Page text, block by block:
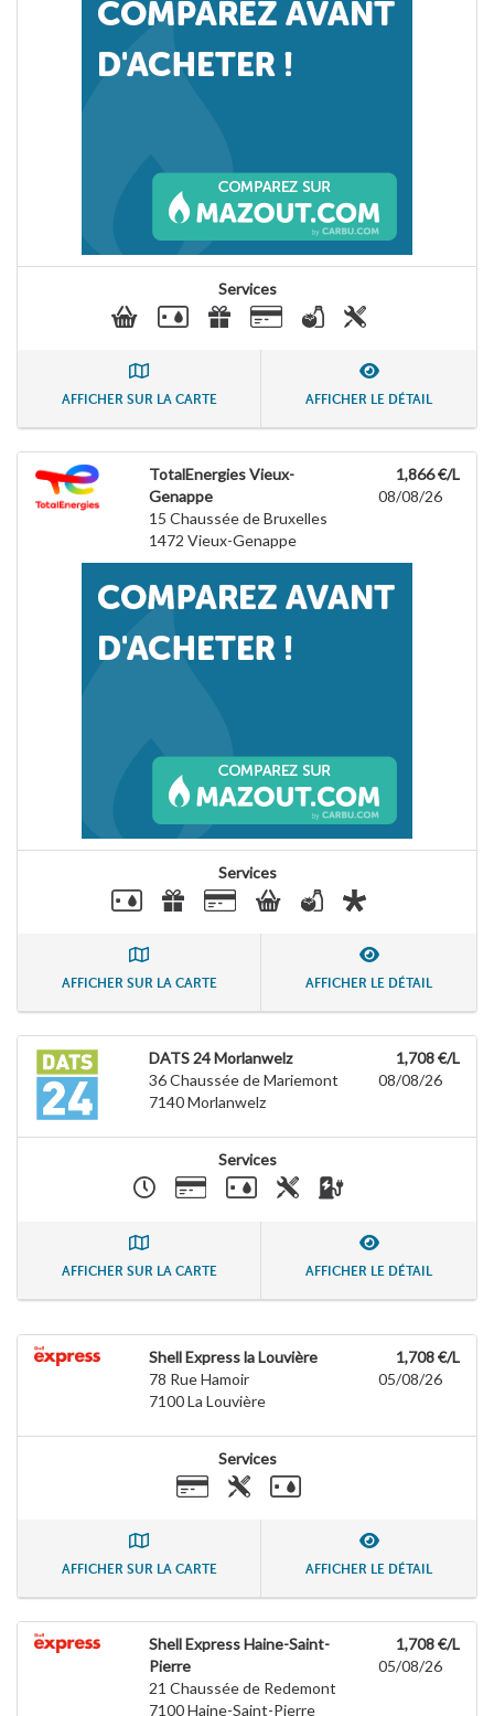
Services
AFFICHER SUR LA CARTE AFFICHER LE DÉTAIL
TotalEnergies Vieux-
Genappe
15 Chaussée de Bruxelles
1472 Vieux-Genappe
1,866 €/L
08/08/26
Services
AFFICHER SUR LA CARTE AFFICHER LE DÉTAIL
DATS 24 Morlanwelz
36 Chaussée de Mariemont
7140Morlanwelz
1,708 €/L
08/08/26
Services
AFFICHER SUR LA CARTE AFFICHER LE DÉTAIL
Shell Express la Louvière
78 Rue Hamoir
7100La Louvière
1,708 €/L
05/08/26
Services
AFFICHER SUR LA CARTE AFFICHER LE DÉTAIL
Shell Express Haine-Saint-
Pierre
21 Chaussée de Redemont
7100Haine-Saint-Pierre
1,708 €/L
05/08/26